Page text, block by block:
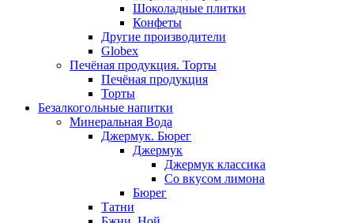
Шоколадные плитки
Конфеты
Другие производители
Globex
Печёная продукция. Торты
Печёная продукция
Торты
Безалкогольные напитки
Минеральная Вода
Джермук. Бюрег
Джермук
Джермук классика
Со вкусом лимона
Бюрег
Татни